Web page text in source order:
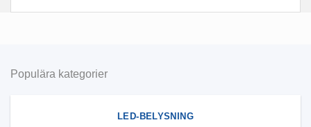
Populära kategorier
LED-BELYSNING